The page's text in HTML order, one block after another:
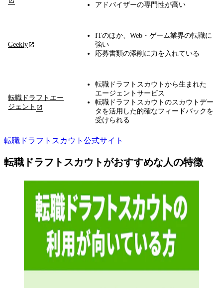
アドバイザーの専門性が高い
Geekly
ITのほか、Web・ゲーム業界の転職に
強い
応募書類の添削に力を入れている
転職ドラフトエー
ジェント
転職ドラフトスカウトから生まれた
エージェントサービス
転職ドラフトスカウトのスカウトデー
タを活用した的確なフィードバックを
受けられる
転職ドラフトスカウト公式サイト
転職ドラフトスカウトがおすすめな人の特徴